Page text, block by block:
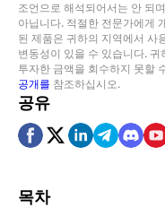
조언으로 해석되어서는 안 되
아닙니다. 적절한 전문가에게
된 제품은 귀하의 지역에서 사
변동성이 있을 수 있습니다.
투자한 금액을 회수하지 못할
공개를 참조하십시오.
공유
목차